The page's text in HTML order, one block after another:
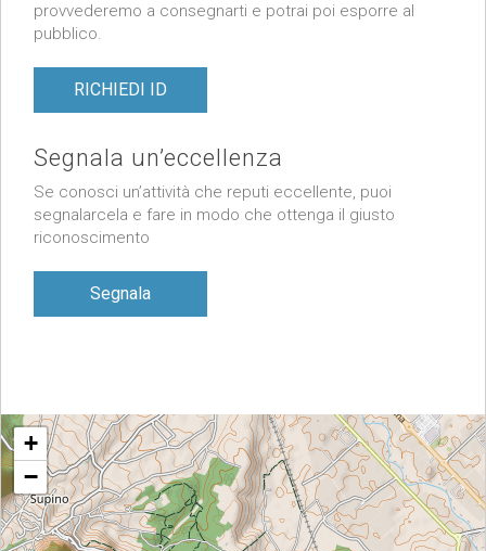
provvederemo a consegnarti e potrai poi esporre al
pubblico.
RICHIEDI ID
Segnala un’eccellenza
Se conosci un’attività che reputi eccellente, puoi
segnalarcela e fare in modo che ottenga il giusto
riconoscimento
Segnala